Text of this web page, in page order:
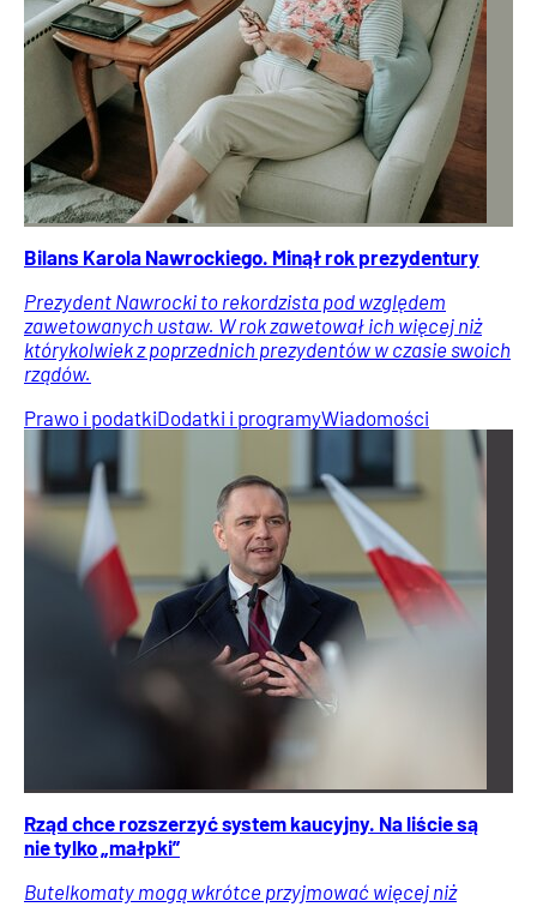
Bilans Karola Nawrockiego. Minął rok prezydentury
Prezydent Nawrocki to rekordzista pod względem
zawetowanych ustaw. W rok zawetował ich więcej niż
którykolwiek z poprzednich prezydentów w czasie swoich
rządów.
Prawo i podatkiDodatki i programyWiadomości
Rząd chce rozszerzyć system kaucyjny. Na liście są
nie tylko „małpki”
Butelkomaty mogą wkrótce przyjmować więcej niż